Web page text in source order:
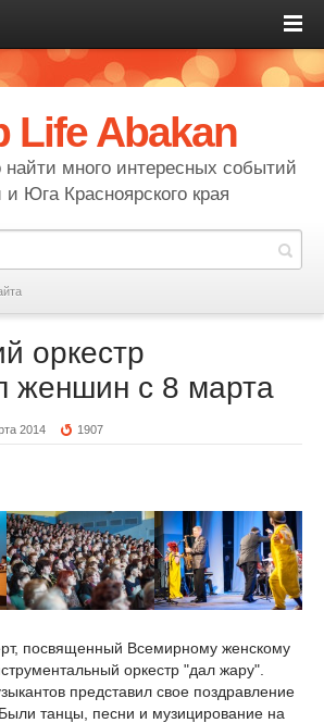
Life Abakan
найти много интересных событий
и Юга Красноярского края
оркестр
женшин с 8 марта
2014 1907
посвященный Всемирному женскому
оркестр "дал жару".
представил свое поздравление
танцы, песни и музицирование на